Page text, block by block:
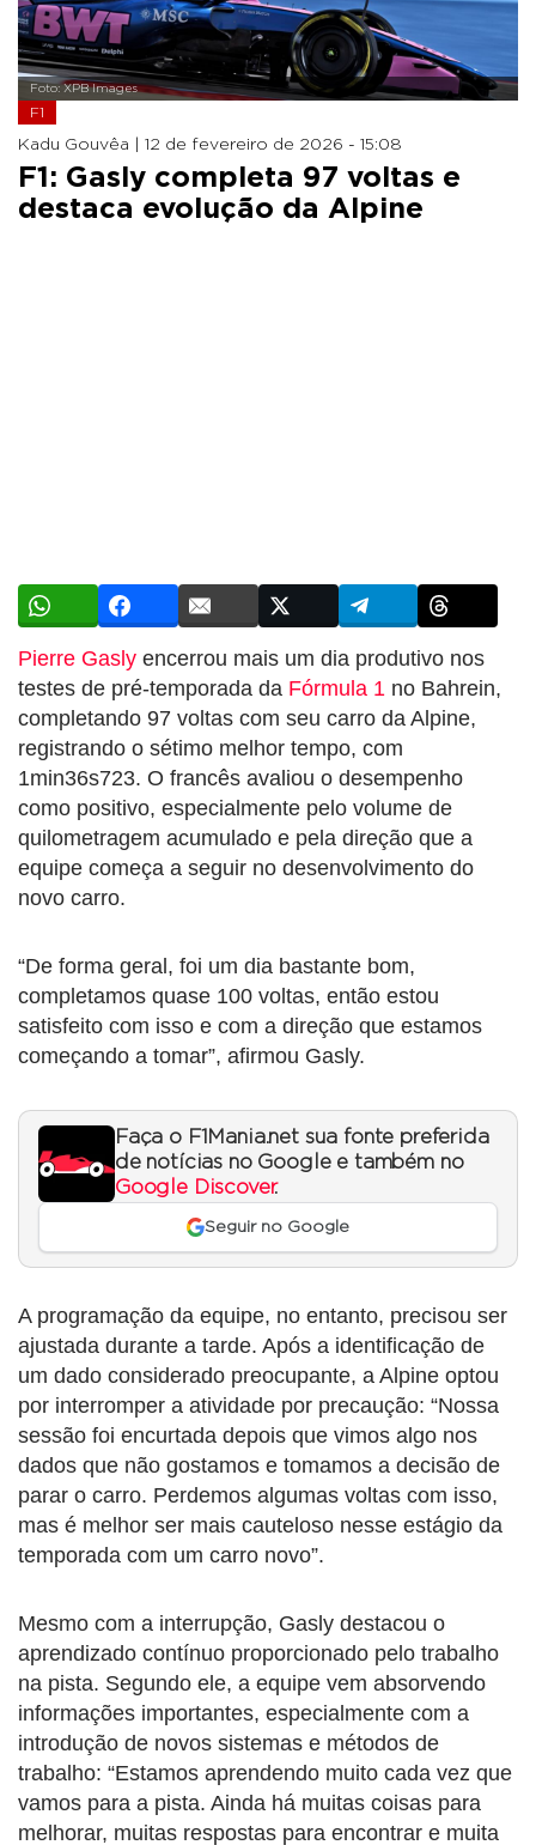
Foto: XPB Images
F1
Kadu Gouvêa | 12 de fevereiro de 2026 - 15:08
F1: Gasly completa 97 voltas e
destaca evolução da Alpine
Pierre Gasly encerrou mais um dia produtivo nos
testes de pré-temporada da Fórmula 1 no Bahrein,
completando 97 voltas com seu carro da Alpine,
registrando o sétimo melhor tempo, com
1min36s723. O francês avaliou o desempenho
como positivo, especialmente pelo volume de
quilometragem acumulado e pela direção que a
equipe começa a seguir no desenvolvimento do
novo carro.
“De forma geral, foi um dia bastante bom,
completamos quase 100 voltas, então estou
satisfeito com isso e com a direção que estamos
começando a tomar”, afirmou Gasly.
Faça o F1Mania.net sua fonte preferida
de notícias no Google e também no
Google Discover.
Seguir no Google
A programação da equipe, no entanto, precisou ser
ajustada durante a tarde. Após a identificação de
um dado considerado preocupante, a Alpine optou
por interromper a atividade por precaução: “Nossa
sessão foi encurtada depois que vimos algo nos
dados que não gostamos e tomamos a decisão de
parar o carro. Perdemos algumas voltas com isso,
mas é melhor ser mais cauteloso nesse estágio da
temporada com um carro novo”.
Mesmo com a interrupção, Gasly destacou o
aprendizado contínuo proporcionado pelo trabalho
na pista. Segundo ele, a equipe vem absorvendo
informações importantes, especialmente com a
introdução de novos sistemas e métodos de
trabalho: “Estamos aprendendo muito cada vez que
vamos para a pista. Ainda há muitas coisas para
melhorar, muitas respostas para encontrar e muita